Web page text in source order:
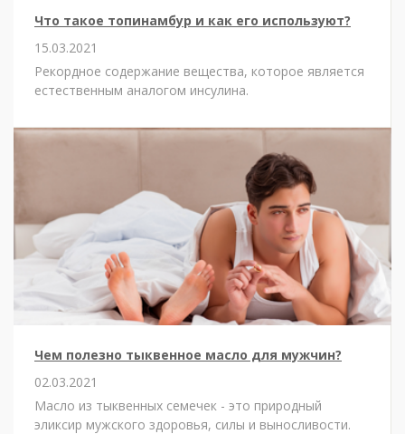
Что такое топинамбур и как его используют?
15.03.2021
Рекордное содержание вещества, которое является
естественным аналогом инсулина.
Чем полезно тыквенное масло для мужчин?
02.03.2021
Масло из тыквенных семечек - это природный
эликсир мужского здоровья, силы и выносливости.